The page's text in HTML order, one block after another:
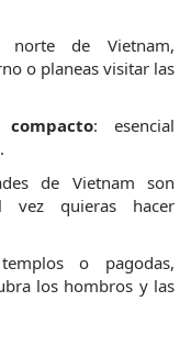
de Vietnam,
o planeas visitar las
: esencial
de Vietnam son
vez quieras hacer
o pagodas,
los hombros y las